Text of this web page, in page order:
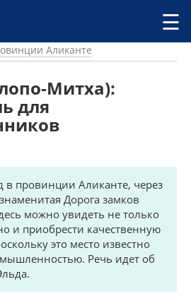
☰
Аликанте
Митха):
для
в провинции Аликанте, через
Дорога замков
можно увидеть не только
и приобрести качественную
это место известно
Речь идет об